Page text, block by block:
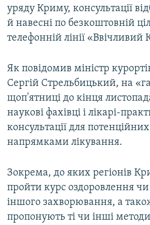
ВСЕ ЗА ДЕНЬ
СПЕЦПРОЕКТИ
ВІДЕОУРОКИ «ELIFBE»
СВІДЧЕННЯ ОКУПАЦІЇ
УКРАЇНСЬКА ПРОБЛЕМА КРИМУ
ІНФОГРАФІКА
Русский
Qırımtatar
ДОЛУЧАЙСЯ!
Усі сайти RFE/RL
уряду Криму, консультації
й навесні по безкоштовній
телефонній лінії «Ввічливий
Як повідомив міністр
Сергій Стрельбицький, на
щоп'ятниці до кінця
наукові фахівці і лікарі-
консультації для потенційних
напрямками лікування.
Зокрема, до яких регіонів
пройти курс оздоровлення
іншого захворювання, а
пропонують ті чи інші